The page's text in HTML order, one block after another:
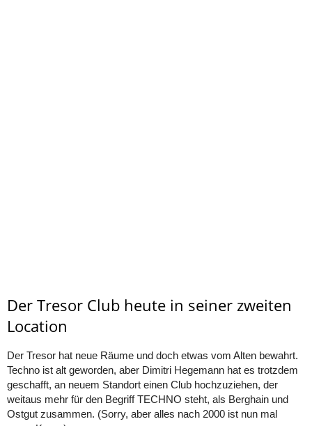
Der Tresor Club heute in seiner zweiten
Location
Der Tresor hat neue Räume und doch etwas vom Alten bewahrt.
Techno ist alt geworden, aber Dimitri Hegemann hat es trotzdem
geschafft, an neuem Standort einen Club hochzuziehen, der
weitaus mehr für den Begriff TECHNO steht, als Berghain und
Ostgut zusammen. (Sorry, aber alles nach 2000 ist nun mal